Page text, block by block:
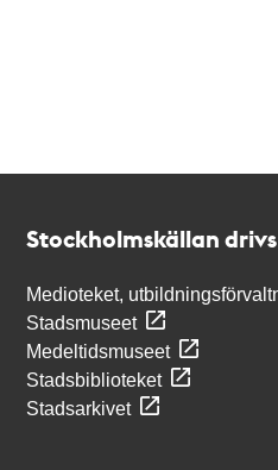
Stockholmskällan
Medioteket,
Stadsmuseet
Medeltidsmuseet
Stadsbiblioteket
Stadsarkivet